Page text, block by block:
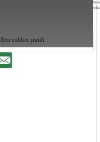
Ben sohbet şimdi